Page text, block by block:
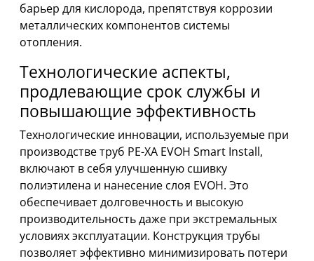
барьер для кислорода, препятствуя коррозии
металлических компонентов системы
отопления.
Технологические аспекты,
продлевающие срок службы и
повышающие эффективность
Технологические инновации, используемые при
производстве труб PE-XA EVOH Smart Install,
включают в себя улучшенную сшивку
полиэтилена и нанесение слоя EVOH. Это
обеспечивает долговечность и высокую
производительность даже при экстремальных
условиях эксплуатации. Конструкция трубы
позволяет эффективно минимизировать потери